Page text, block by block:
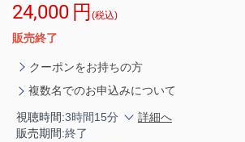
24,000 円 (税込)
販売終了
クーポンをお持ちの方
複数名でのお申込みについて
視聴時間:3時間15分
詳細へ
販売期間:終了